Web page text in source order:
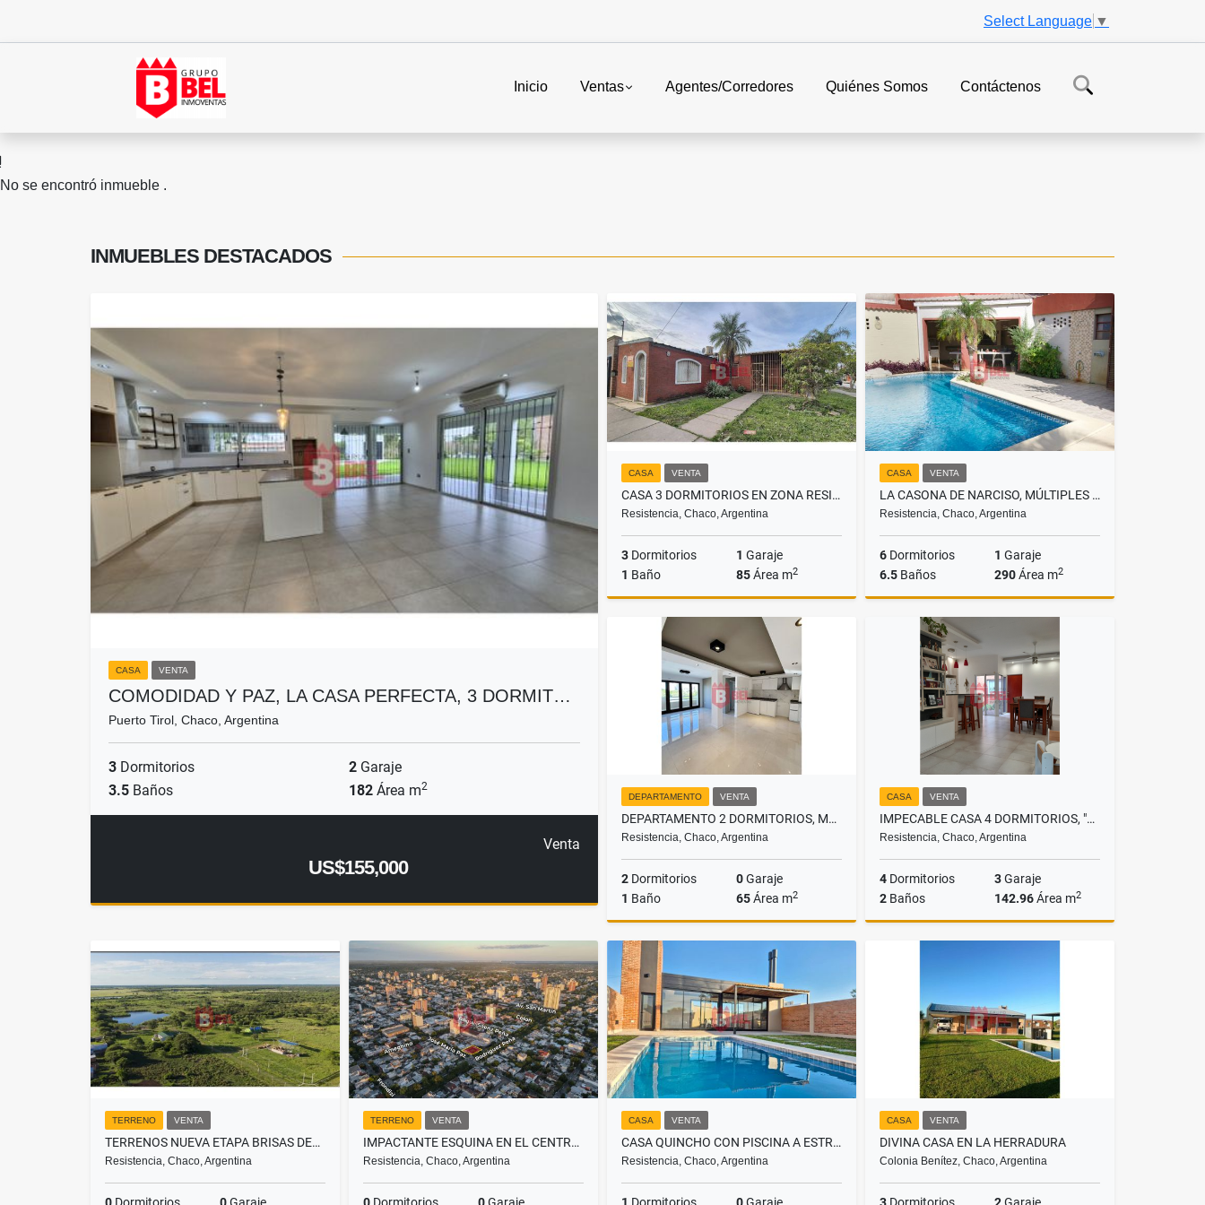
Select Language ▼
Inicio Ventas Agentes/Corredores Quiénes Somos Contáctenos
No se encontró inmueble .
INMUEBLES DESTACADOS
CASA VENTA
COMODIDAD Y PAZ, LA CASA PERFECTA, 3 DORMIT…
Puerto Tirol, Chaco, Argentina
3 Dormitorios 2 Garaje
3.5 Baños 182 Área m2
Venta
US$155,000
CASA VENTA
CASA 3 DORMITORIOS EN ZONA RESIDENCIAL A EXCELENTE PRECIO!
Resistencia, Chaco, Argentina
3 Dormitorios 1 Garaje
1 Baño 85Área m2
US$85,000
CASA VENTA
LA CASONA DE NARCISO, MÚLTIPLES AMBIENTES SOBRE AVENIDA!
Resistencia, Chaco, Argentina
6 Dormitorios 1 Garaje
6.5 Baños 290Área m2
US$400,000
DEPARTAMENTO VENTA
DEPARTAMENTO 2 DORMITORIOS, MODERNO, UBICACIÓN PRIVILEGIADA
Resistencia, Chaco, Argentina
2 Dormitorios 0Garaje
1 Baño 65Área m2
US$90,000
CASA VENTA
IMPECABLE CASA 4 DORMITORIOS, "LA COQUETA DE SUIZA" APTA CREDITO
Resistencia, Chaco, Argentina
4 Dormitorios 3Garaje
2 Baños 142.96Área m2
TERRENO VENTA
TERRENOS NUEVA ETAPA BRISAS DEL NORTE, BDN NORTE
Resistencia, Chaco, Argentina
TERRENO VENTA
IMPACTANTE ESQUINA EN EL CENTRO DE RESISTENCIA PARA INVERSIÓN!
Resistencia, Chaco, Argentina
CASA VENTA
CASA QUINCHO CON PISCINA A ESTRENAR APTO CREDITO!
Resistencia, Chaco, Argentina
CASA VENTA
DIVINA CASA EN LA HERRADURA
Colonia Benítez, Chaco, Argentina